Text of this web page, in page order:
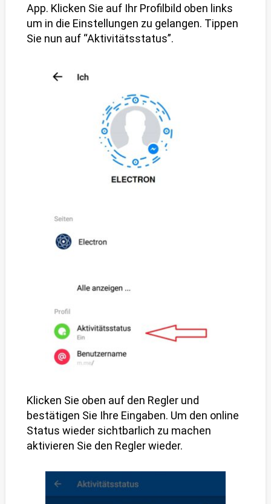
App. Klicken Sie auf Ihr Profilbild oben links
um in die Einstellungen zu gelangen. Tippen
Sie nun auf “Aktivitätsstatus”.
Klicken Sie oben auf den Regler und
bestätigen Sie Ihre Eingaben. Um den online
Status wieder sichtbarlich zu machen
aktivieren Sie den Regler wieder.